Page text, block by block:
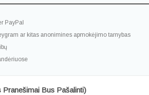
PayPal
ar kitas anonimines apmokėjimo tarnybas
Pranešimai Bus Pašalinti)